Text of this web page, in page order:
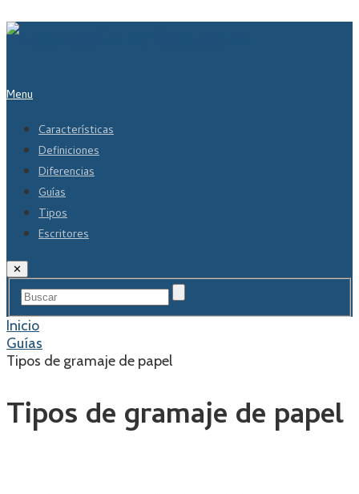
Menu
Características
Definiciones
Diferencias
Guías
Tipos
Escritores
✕
Inicio
Guías
Tipos de gramaje de papel
Tipos de gramaje de papel